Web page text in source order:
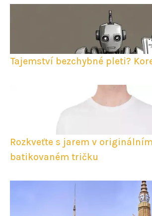
Tajemství bezchybné pleti?
Rozkveťte s jarem v originálním
batikovaném tričku